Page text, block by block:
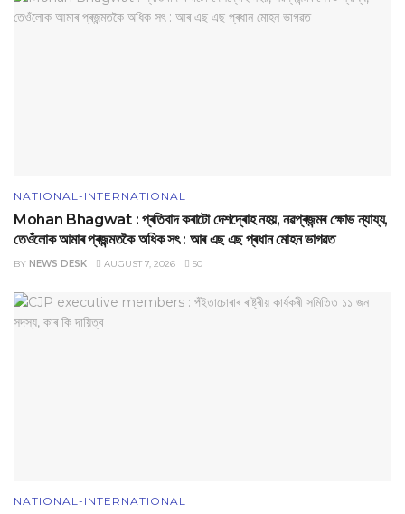
NATIONAL-INTERNATIONAL
Mohan Bhagwat : প্ৰতিবাদ কৰাটো দেশদ্ৰোহ নহয়, নৱপ্ৰজন্মৰ ক্ষোভ ন্যায্য,
তেওঁলোক আমাৰ প্ৰজন্মতকৈ অধিক সৎ : আৰ এছ এছ প্ৰধান মোহন ভাগৱত
BY NEWS DESK AUGUST 7, 2026 50
NATIONAL-INTERNATIONAL